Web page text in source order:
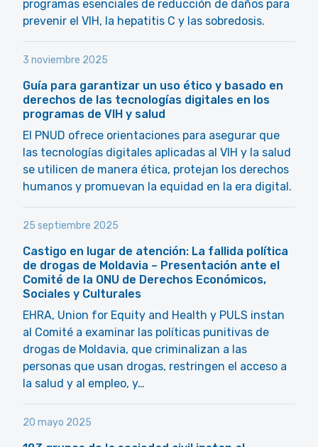
programas esenciales de reducción de daños para
prevenir el VIH, la hepatitis C y las sobredosis.
3 noviembre 2025
Guía para garantizar un uso ético y basado en
derechos de las tecnologías digitales en los
programas de VIH y salud
El PNUD ofrece orientaciones para asegurar que
las tecnologías digitales aplicadas al VIH y la salud
se utilicen de manera ética, protejan los derechos
humanos y promuevan la equidad en la era digital.
25 septiembre 2025
Castigo en lugar de atención: La fallida política
de drogas de Moldavia – Presentación ante el
Comité de la ONU de Derechos Económicos,
Sociales y Culturales
EHRA, Union for Equity and Health y PULS instan
al Comité a examinar las políticas punitivas de
drogas de Moldavia, que criminalizan a las
personas que usan drogas, restringen el acceso a
la salud y al empleo, y…
20 mayo 2025